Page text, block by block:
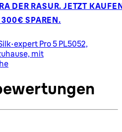
DER RASUR. JETZT
SPAREN.
Pro 5 PL5052,
mit